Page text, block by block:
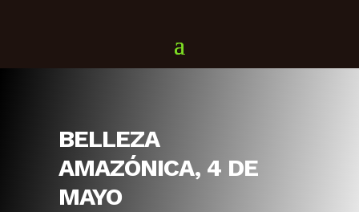
BELLEZA
AMAZÓNICA, 4 DE
MAYO